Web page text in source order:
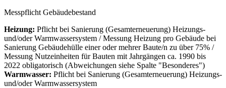
Messpflicht Gebäudebestand
Heizung: Pflicht bei Sanierung (Gesamterneuerung) Heizungs-
und/oder Warmwassersystem / Messung Heizung pro Gebäude bei
Sanierung Gebäudehülle einer oder mehrer Baute/n zu über 75% /
Messung Nutzeinheiten für Bauten mit Jahrgängen ca. 1990 bis
2022 obligatorisch (Abweichungen siehe Spalte "Besonderes")
Warmwasser: Pflicht bei Sanierung (Gesamterneuerung) Heizungs-
und/oder Warmwassersystem